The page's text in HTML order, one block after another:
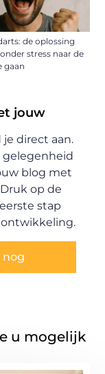
de oplossing
stress naar de
gaan
jouw
direct aan.
blog met
op de
stap
nog
u mogelijk